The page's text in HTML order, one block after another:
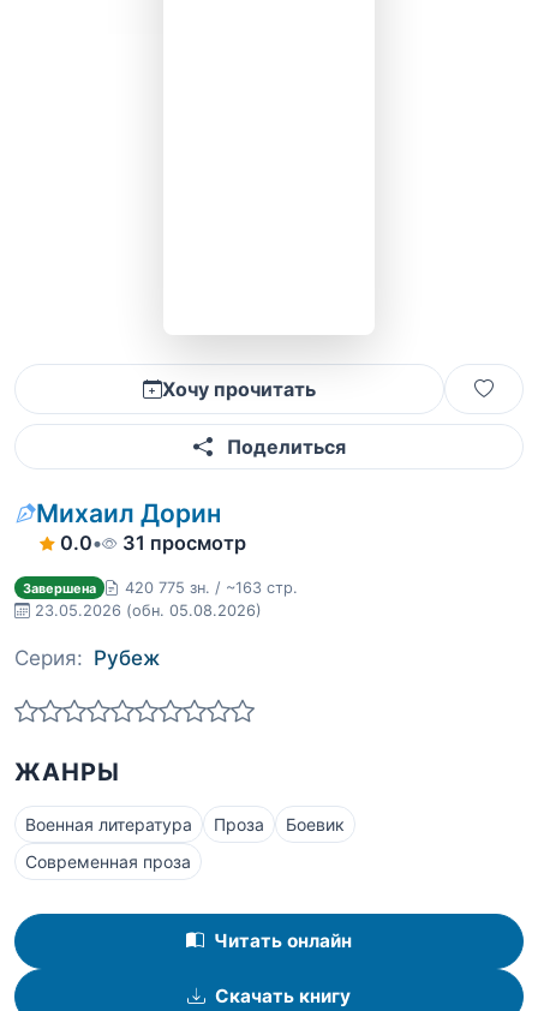
Хочу прочитать
Поделиться
Михаил Дорин
0.0• 31 просмотр
Завершена
420 775 зн. / ~163 стр.
23.05.2026 (обн. 05.08.2026)
Серия: Рубеж
ЖАНРЫ
Военная литература Проза
Боевик
Современная проза
Читать онлайн
Скачать книгу